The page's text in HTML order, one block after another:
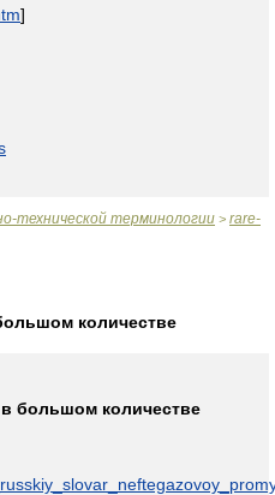
]
технической терминологии > rare-
количестве
большом количестве